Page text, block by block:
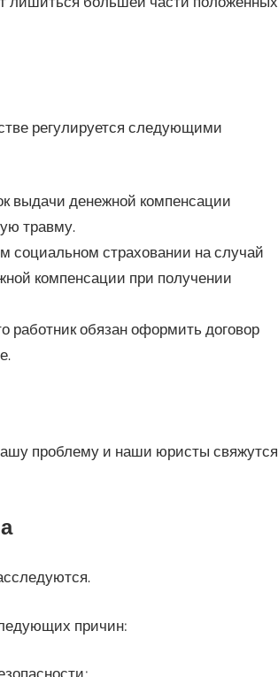
регулируется следующими
выдачи денежной компенсации
травму.
социальном страховании на случай
компенсации при получении
работник обязан оформить договор
проблему и наши юристы свяжутся
причин: